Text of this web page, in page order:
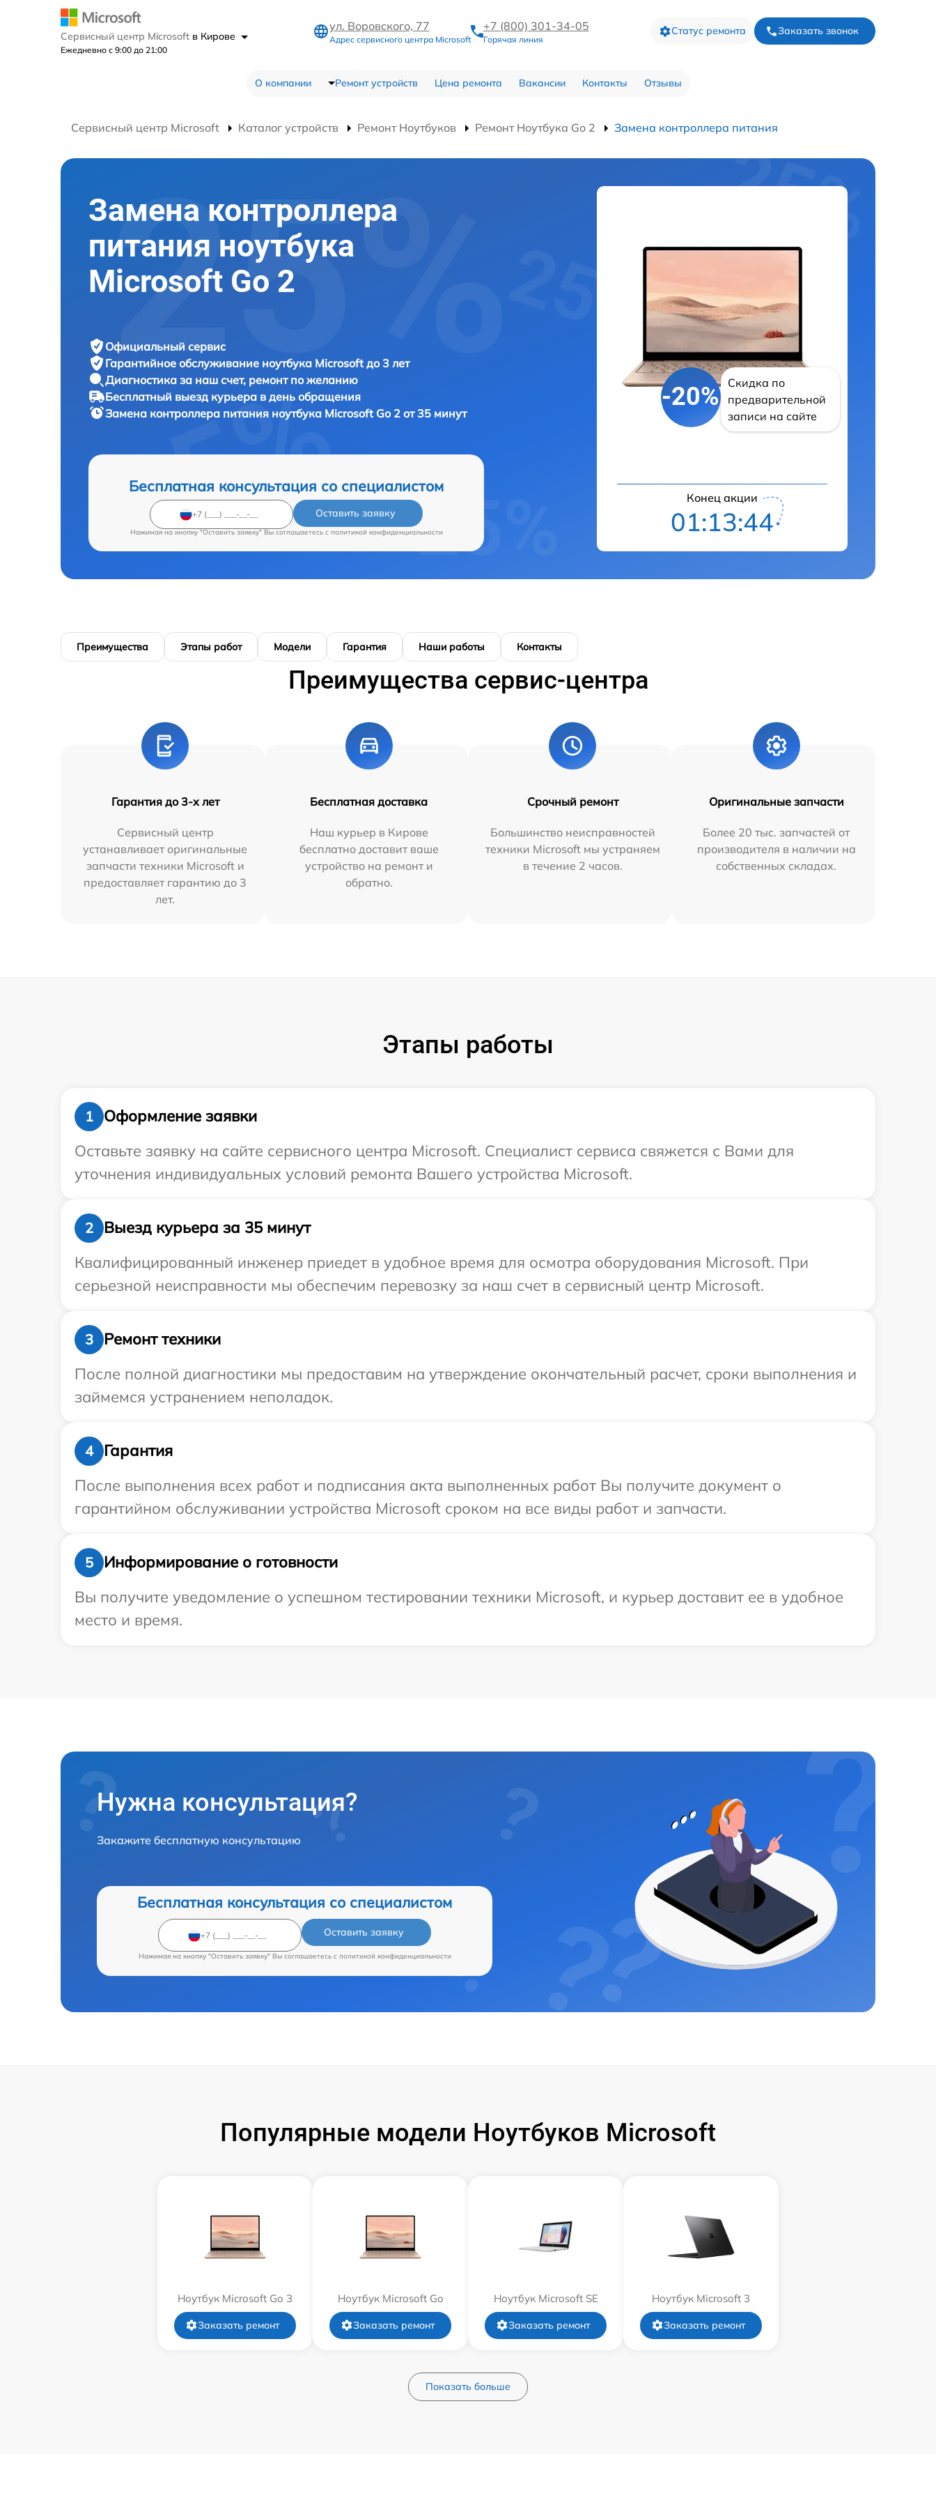
Сервисный центр Microsoft в Кирове
Ежедневно с 9:00 до 21:00
ул. Воровского, 77
Адрес сервисного центра Microsoft
+7 (800) 301-34-05
Горячая линия
Статус ремонта Заказать звонок
О компании Ремонт устройств Цена ремонта Вакансии Контакты Отзывы
Сервисный центр Microsoft Каталог устройств Ремонт Ноутбуков Ремонт Ноутбука Go 2 Замена контроллера питания
Замена контроллера
питания ноутбука
Microsoft Go 2
Официальный сервис
Гарантийное обслуживание ноутбука Microsoft до 3 лет
Диагностика за наш счет, ремонт по желанию
Бесплатный выезд курьера в день обращения
Замена контроллера питания ноутбука Microsoft Go 2 от 35 минут
Бесплатная консультация со специалистом
Оставить заявку
Нажимая на кнопку "Оставить заявку" Вы соглашаетесь c политикой конфиденциальности
-20%
Скидка по
предварительной
записи на сайте
Конец акции
01:13:43
Преимущества Этапы работ Модели Гарантия Наши работы Контакты
Преимущества сервис-центра
Гарантия до 3-х лет
Сервисный центр
устанавливает оригинальные
запчасти техники Microsoft и
предоставляет гарантию до 3
лет.
Бесплатная доставка
Наш курьер в Кирове
бесплатно доставит ваше
устройство на ремонт и
обратно.
Срочный ремонт
Большинство неисправностей
техники Microsoft мы устраняем
в течение 2 часов.
Оригинальные запчасти
Более 20 тыс. запчастей от
производителя в наличии на
собственных складах.
Этапы работы
1
Оформление заявки
Оставьте заявку на сайте сервисного центра Microsoft. Специалист сервиса свяжется с Вами для
уточнения индивидуальных условий ремонта Вашего устройства Microsoft.
2
Выезд курьера за 35 минут
Квалифицированный инженер приедет в удобное время для осмотра оборудования Microsoft. При
серьезной неисправности мы обеспечим перевозку за наш счет в сервисный центр Microsoft.
3
Ремонт техники
После полной диагностики мы предоставим на утверждение окончательный расчет, сроки выполнения и
займемся устранением неполадок.
4
Гарантия
После выполнения всех работ и подписания акта выполненных работ Вы получите документ о
гарантийном обслуживании устройства Microsoft сроком на все виды работ и запчасти.
5
Информирование о готовности
Вы получите уведомление о успешном тестировании техники Microsoft, и курьер доставит ее в удобное
место и время.
Нужна консультация?
Закажите бесплатную консультацию
Бесплатная консультация со специалистом
Оставить заявку
Нажимая на кнопку "Оставить заявку" Вы соглашаетесь c политикой конфиденциальности
Популярные модели Ноутбуков Microsoft
Ноутбук Microsoft Go 3
Заказать ремонт
Ноутбук Microsoft Go
Заказать ремонт
Ноутбук Microsoft SE
Заказать ремонт
Ноутбук Microsoft 3
Заказать ремонт
Показать больше